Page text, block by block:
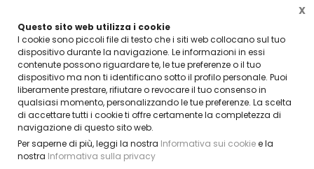
Questo sito web utilizza i cookie
I cookie sono piccoli file di testo che i siti web collocano sul tuo
dispositivo durante la navigazione. Le informazioni in essi
contenute possono riguardare te, le tue preferenze o il tuo
dispositivo ma non ti identificano sotto il profilo personale. Puoi
liberamente prestare, rifiutare o revocare il tuo consenso in
qualsiasi momento, personalizzando le tue preferenze. La scelta
di accettare tutti i cookie ti offre certamente la completezza di
navigazione di questo sito web.
Per saperne di più, leggi la nostra Informativa sui cookiee la
nostra Informativa sulla privacy
X
VUOI DIVENTARE UN NOSTRO RIVENDITORE?
CONTATTACI
Home Vetreria Porte tuttovetro per interni
Porta in vetro scorrevole con